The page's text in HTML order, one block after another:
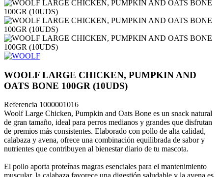
WOOLF LARGE CHICKEN, PUMPKIN AND
OATS BONE 100GR (10UDS)
Referencia 1000001016
Woolf Large Chicken, Pumpkin and Oats Bone es un snack natural
de gran tamaño, ideal para perros medianos y grandes que disfrutan
de premios más consistentes. Elaborado con pollo de alta calidad,
calabaza y avena, ofrece una combinación equilibrada de sabor y
nutrientes que contribuyen al bienestar diario de tu mascota.
El pollo aporta proteínas magras esenciales para el mantenimiento